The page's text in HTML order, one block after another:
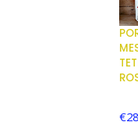
€